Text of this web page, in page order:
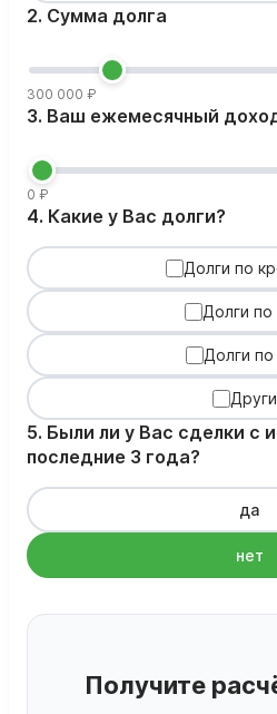
2. Сумма долга
300 000 ₽
3. Ваш ежемесячный
0 ₽
4. Какие у Вас долги?
Долги по
Долги
Долги
5. Были ли у Вас сделки с
последние 3 года?
да
нет
Получите